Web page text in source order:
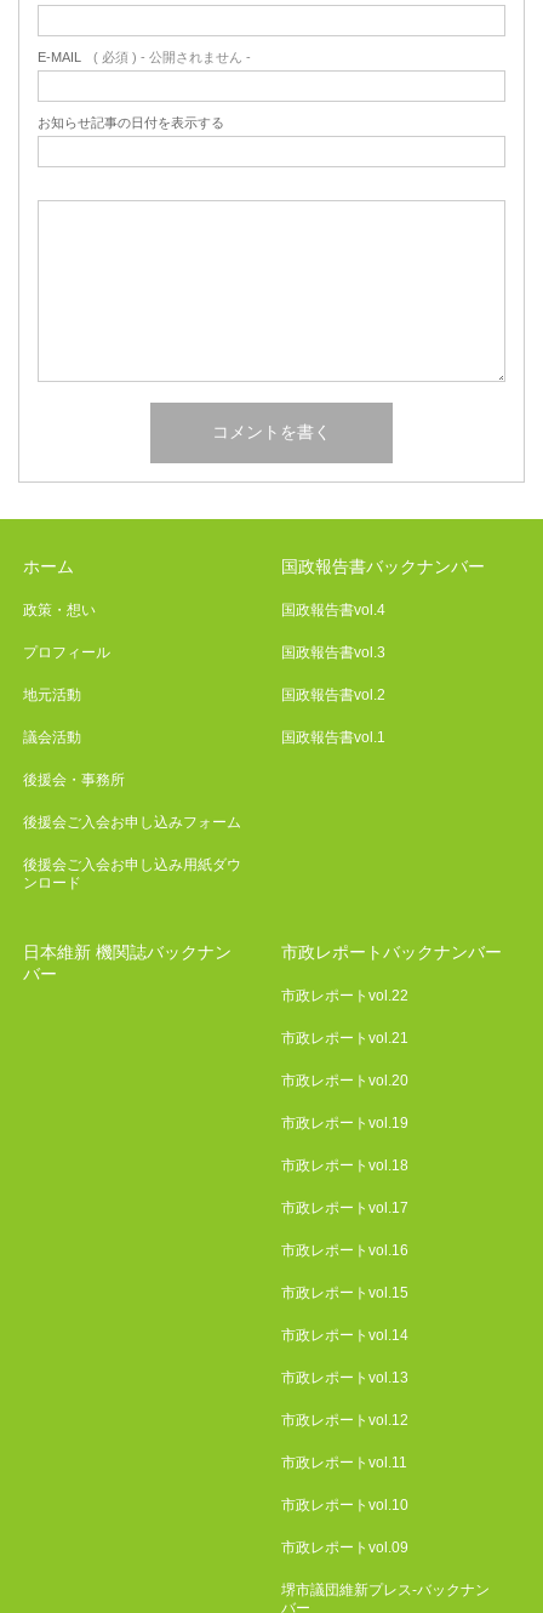
E-MAIL ( 必須 ) - 公開されません -
お知らせ記事の日付を表示する
ホーム
政策・想い
プロフィール
地元活動
議会活動
後援会・事務所
後援会ご入会お申し込みフォーム
後援会ご入会お申し込み用紙ダウ
ンロード
国政報告書バックナンバー
国政報告書vol.4
国政報告書vol.3
国政報告書vol.2
国政報告書vol.1
日本維新 機関誌バックナン
バー
市政レポートバックナンバー
市政レポートvol.22
市政レポートvol.21
市政レポートvol.20
市政レポートvol.19
市政レポートvol.18
市政レポートvol.17
市政レポートvol.16
市政レポートvol.15
市政レポートvol.14
市政レポートvol.13
市政レポートvol.12
市政レポートvol.11
市政レポートvol.10
市政レポートvol.09
堺市議団維新プレス-バックナン
バー